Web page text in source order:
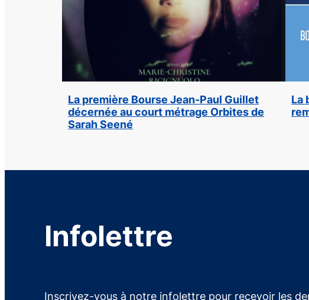
La première Bourse Jean-Paul Guillet
décernée au court métrage Orbites de
Sarah Seené
La
Infolettre
Inscrivez-vous à notre infolettre pour recevoir les